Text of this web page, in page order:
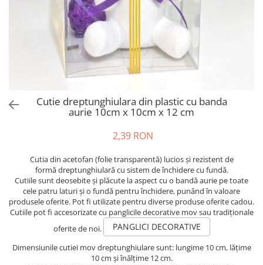
Cutie dreptunghiulara din plastic cu banda
aurie 10cm x 10cm x 12 cm
2,39 RON
Cutia din acetofan (folie transparentă) lucios și rezistent de
formă dreptunghiulară cu sistem de închidere cu fundă.
Cutiile sunt deosebite și plăcute la aspect cu o bandă aurie pe toate
cele patru laturi și o fundă pentru închidere, punând în valoare
produsele oferite. Pot fi utilizate pentru diverse produse oferite cadou.
Cutiile pot fi accesorizate cu panglicile decorative mov sau tradiționale
oferite de noi.
PANGLICI DECORATIVE
Dimensiunile cutiei mov dreptunghiulare sunt: lungime 10 cm, lățime
10 cm și înălțime 12 cm.